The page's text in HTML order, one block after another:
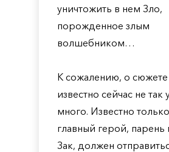
уничтожить в нем Зло,
порожденное злым
волшебником…
К сожалению, о
известно сейчас не так
много. Известно
главный герой,
Зак, должен